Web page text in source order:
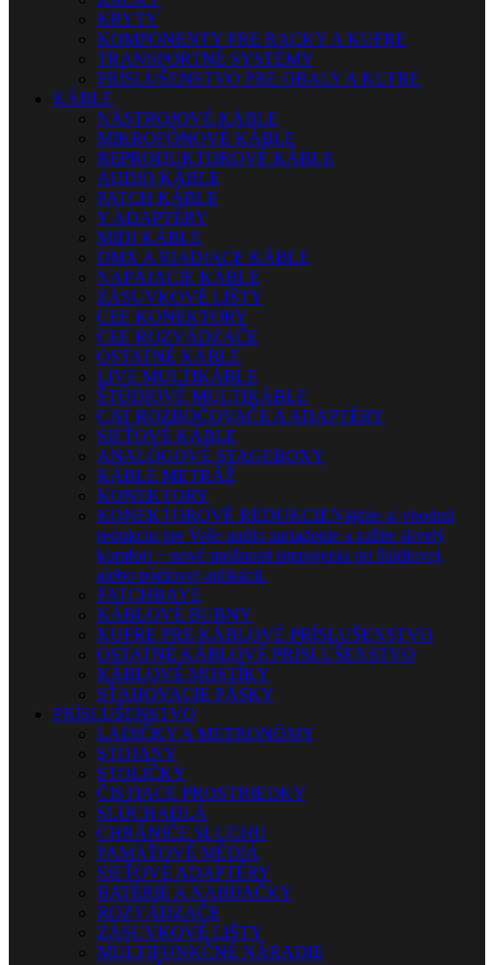
KRYTY
KOMPONENTY PRE RACKY A KUFRE
TRANSPORTNÉ SYSTÉMY
PRÍSLUŠENSTVO PRE OBALY A KUFRE
KÁBLE
NÁSTROJOVÉ KÁBLE
MIKROFÓNOVÉ KÁBLE
REPRODUKTOROVÉ KÁBLE
AUDIO KÁBLE
PATCH KÁBLE
Y ADAPTÉRY
MIDI KÁBLE
DMX A RIADIACE KÁBLE
NAPÁJACIE KÁBLE
ZÁSUVKOVÉ LIŠTY
CEE KONEKTORY
CEE ROZVÁDZAČE
OSTATNÉ KÁBLE
LIVE MULTIKÁBLE
ŠTÚDIOVÉ MULTIKÁBLE
CAT ROZBOČOVAČE A ADAPTÉRY
SIEŤOVÉ KÁBLE
ANALÓGOVÉ STAGEBOXY
KÁBLE METRÁŽ
KONEKTORY
KONEKTOROVÉ REDUKCIENájdite si vhodnú
redukciu pre Vaše audio zariadenie a zažite skvelý
komfort + nové možnosti prepojenia pri štúdiovej,
alebo pódiovej aplikácii.
PATCHBAYE
KÁBLOVÉ BUBNY
KUFRE PRE KÁBLOVÉ PRÍSLUŠENSTVO
OSTATNÉ KÁBLOVÉ PRÍSLUŠENSTVO
KÁBLOVÉ MOSTÍKY
SŤAHOVACIE PÁSKY
PRÍSLUŠENSTVO
LADIČKY A METRONÓMY
STOJANY
STOLIČKY
ČISTIACE PROSTRIEDKY
SLÚCHADLÁ
CHRÁNIČE SLUCHU
PAMÄŤOVÉ MÉDIÁ
SIEŤOVÉ ADAPTÉRY
BATÉRIE A NABÍJAČKY
ROZVÁDZAČE
ZÁSUVKOVÉ LIŠTY
MULTIFUNKČNÉ NÁRADIE